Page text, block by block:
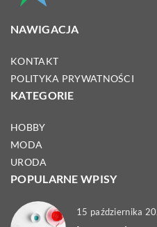
NAWIGACJA
KONTAKT
POLITYKA PRYWATNOŚCI
KATEGORIE
HOBBY
MODA
URODA
POPULARNE WPISY
15 października